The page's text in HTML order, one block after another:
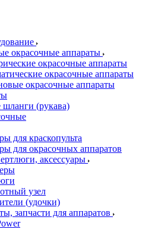
окрасочные аппараты
окрасочные аппараты
окрасочные аппараты
окрасочные аппараты
(рукава)
для краскопульта
для окрасочных аппаратов
аксессуары
узел
(удочки)
запчасти для аппаратов